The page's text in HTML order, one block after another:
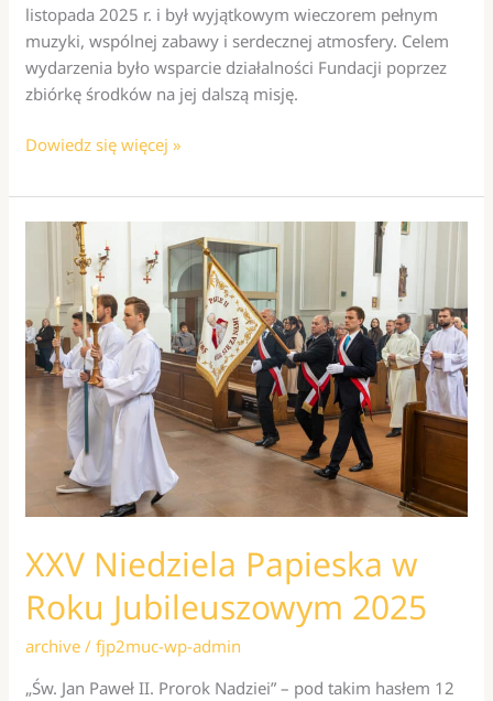
listopada 2025 r. i był wyjątkowym wieczorem pełnym
muzyki, wspólnej zabawy i serdecznej atmosfery. Celem
wydarzenia było wsparcie działalności Fundacji poprzez
zbiórkę środków na jej dalszą misję.
Bal
2025
Dowiedz się więcej »
XXV Niedziela Papieska w
Roku Jubileuszowym 2025
archive /fjp2muc-wp-admin
„Św. Jan Paweł II. Prorok Nadziei” – pod takim hasłem 12